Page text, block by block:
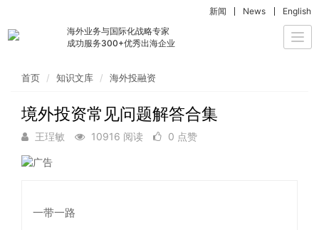
海外业务与国际化战略专家
成功服务300+优秀出海企业
新闻 News English
首页 知识文库 海外投融资
境外投资常见问题解答合集
王珵敏 10916 阅读 0 点赞
一带一路